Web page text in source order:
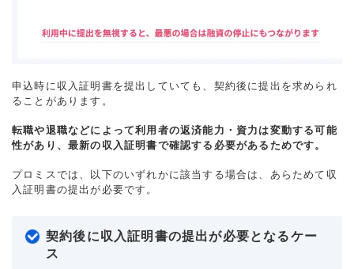
申込時に収入証明書を提出していても、契約後に提出を求められ
ることがあります。
転職や退職などによって利用者の返済能力・資力は変動する可能
性があり、最新の収入証明書で確認する必要があるためです。
プロミスでは、以下のいずれかに該当する場合は、あらためて収
入証明書の提出が必要です。
契約後に収入証明書の提出が必要となるケー
ス